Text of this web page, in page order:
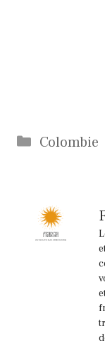
Catégories
Colombie